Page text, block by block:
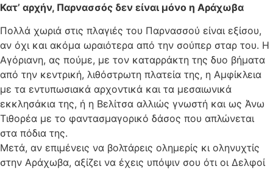
Κατ’ αρχήν, Παρνασσός δεν είναι μόνο η Αράχωβα
Πολλά χωριά στις πλαγιές του Παρνασσού είναι εξίσου,
αν όχι και ακόμα ωραιότερα από την σούπερ σταρ του. Η
Αγόριανη, ας πούμε, με τον καταρράκτη της δυο βήματα
από την κεντρική, λιθόστρωτη πλατεία της, η Αμφίκλεια
με τα εντυπωσιακά αρχοντικά και τα μεσαιωνικά
εκκλησάκια της, ή η Βελίτσα αλλιώς γνωστή και ως Άνω
Τιθορέα με το φαντασμαγορικό δάσος που απλώνεται
στα πόδια της.
Μετά, αν επιμένεις να βολτάρεις ολημερίς κι οληνυχτίς
στην Αράχωβα, αξίζει να έχεις υπόψιν σου ότι οι Δελφοί